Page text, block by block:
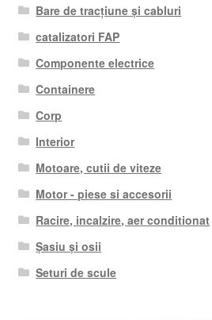
Bare de tracțiune și cabluri
catalizatori FAP
Componente electrice
Containere
Corp
Interior
Motoare, cutii de viteze
Motor - piese si accesorii
Racire, incalzire, aer conditionat
Șasiu și osii
Seturi de scule